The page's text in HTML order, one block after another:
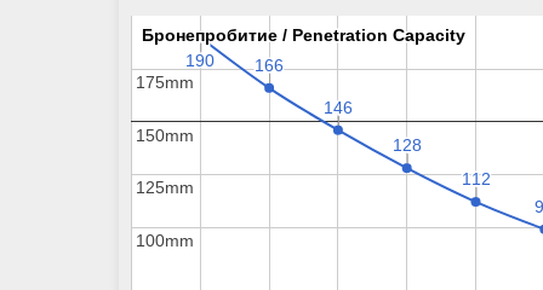
Бронепробитие / Penetration Capacity
Бронепробитие / Penetration Capacity
100mm
100mm
125mm
125mm
150mm
150mm
175mm
175mm
190
190 166
166
146
146
128
128
112
112